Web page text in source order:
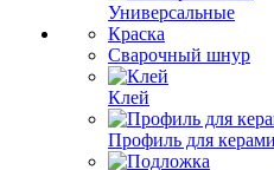
Универсальные
Краска
Сварочный шнур
Клей
Профиль для